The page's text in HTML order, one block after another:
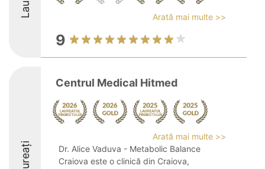
Arată mai multe >>
9
Laureați
Centrul Medical Hitmed
Arată mai multe >>
Dr. Alice Vaduva - Metabolic Balance
Craiova este o clinică din Craiova,